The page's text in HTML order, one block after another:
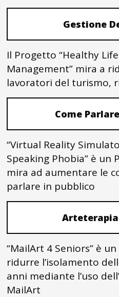
Gestione
Il Progetto “Healthy
Management” mira a
lavoratori del turismo,
Come
“Virtual Reality
Speaking Phobia” è un
mira ad aumentare le
parlare in pubblico
“MailArt 4 Seniors” è
ridurre l’isolamento
anni mediante l’uso
MailArt